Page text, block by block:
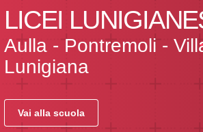
LICEI
Aulla - Pontremoli -
Lunigiana
Vai alla scuola